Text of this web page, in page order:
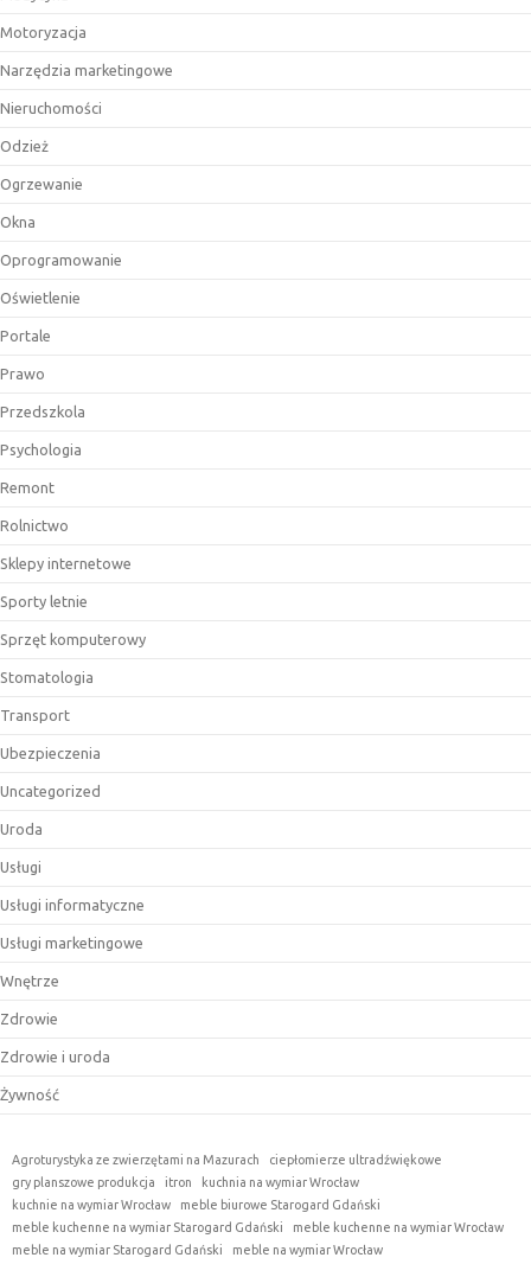
Motoryzacja
Narzędzia marketingowe
Nieruchomości
Odzież
Ogrzewanie
Okna
Oprogramowanie
Oświetlenie
Portale
Prawo
Przedszkola
Psychologia
Remont
Rolnictwo
Sklepy internetowe
Sporty letnie
Sprzęt komputerowy
Stomatologia
Transport
Ubezpieczenia
Uncategorized
Uroda
Usługi
Usługi informatyczne
Usługi marketingowe
Wnętrze
Zdrowie
Zdrowie i uroda
Żywność
Agroturystyka ze zwierzętami na Mazurach
ciepłomierze ultradźwiękowe
gry planszowe produkcja
itron
kuchnia na wymiar Wrocław
kuchnie na wymiar Wrocław
meble biurowe Starogard Gdański
meble kuchenne na wymiar Starogard Gdański
meble kuchenne na wymiar Wrocław
meble na wymiar Starogard Gdański
meble na wymiar Wrocław